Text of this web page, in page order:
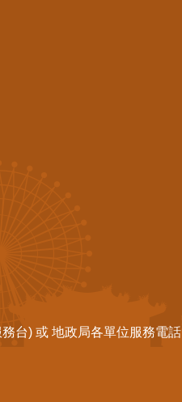
台) 或 地政局各單位服務電話